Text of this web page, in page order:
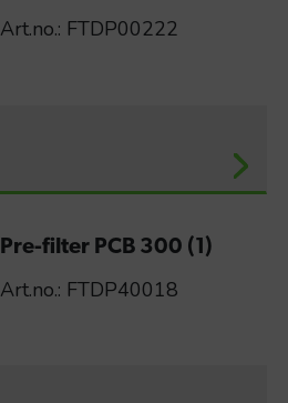
Art.no.: FTDP00222
Pre-filter PCB 300 (1)
Art.no.: FTDP40018